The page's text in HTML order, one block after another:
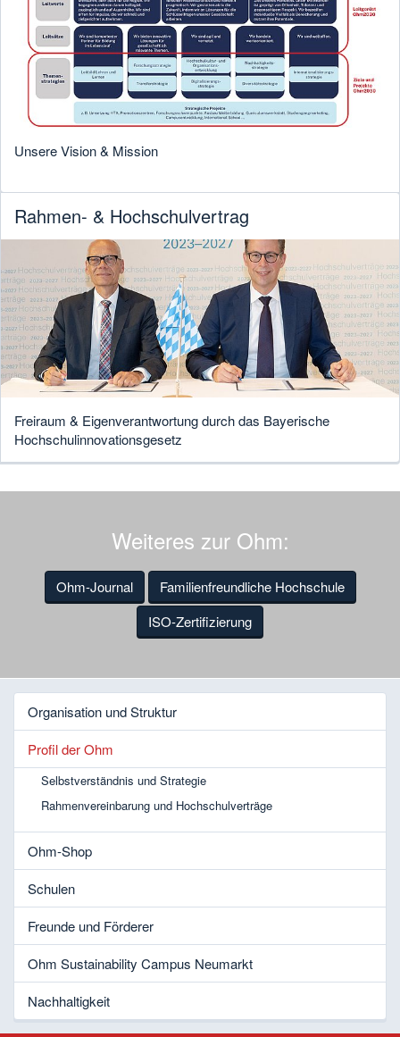
Unsere Vision & Mission
Rahmen- & Hochschulvertrag
Freiraum & Eigenverantwortung durch das Bayerische
Hochschulinnovationsgesetz
Weiteres zur Ohm:
Ohm-Journal
Familienfreundliche Hochschule
ISO-Zertifizierung
Organisation und Struktur
Profil der Ohm
Selbstverständnis und Strategie
Rahmenvereinbarung und Hochschulverträge
Ohm-Shop
Schulen
Freunde und Förderer
Ohm Sustainability Campus Neumarkt
Nachhaltigkeit